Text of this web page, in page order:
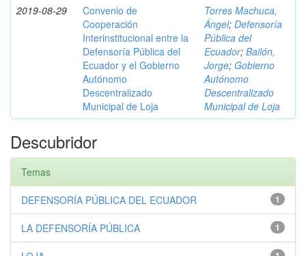
2019-08-29
Convenio de
Cooperación
Interinstitucional entre la
Defensoría Pública del
Ecuador y el Gobierno
Autónomo
Descentralizado
Municipal de Loja
Torres Machuca,
Ángel; Defensoría
Pública del
Ecuador; Bailón,
Jorge; Gobierno
Autónomo
Descentralizado
Municipal de Loja
Descubridor
Temas
1
DEFENSORÍA PÚBLICA DEL ECUADOR
1
LA DEFENSORÍA PÚBLICA